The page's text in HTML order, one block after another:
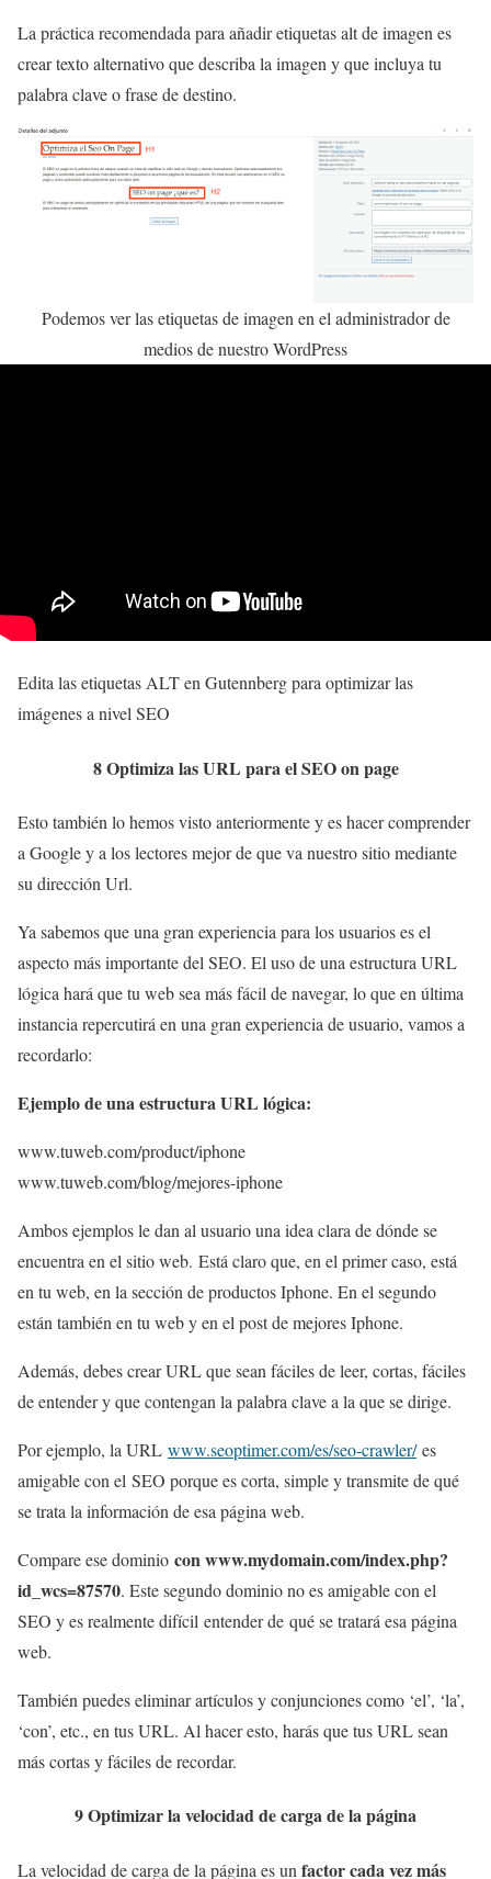
La práctica recomendada para añadir etiquetas alt de imagen es
crear texto alternativo que describa la imagen y que incluya tu
palabra clave o frase de destino.
Podemos ver las etiquetas de imagen en el administrador de
medios de nuestro WordPress
Edita las etiquetas ALT en Gutennberg para optimizar las
imágenes a nivel SEO
8 Optimiza las URL para el SEO on page
Esto también lo hemos visto anteriormente y es hacer comprender
a Google y a los lectores mejor de que va nuestro sitio mediante
su dirección Url.
Ya sabemos que una gran experiencia para los usuarios es el
aspecto más importante del SEO. El uso de una estructura URL
lógica hará que tu web sea más fácil de navegar, lo que en última
instancia repercutirá en una gran experiencia de usuario, vamos a
recordarlo:
Ejemplo de una estructura URL lógica:
www.tuweb.com/product/iphone
www.tuweb.com/blog/mejores-iphone
Ambos ejemplos le dan al usuario una idea clara de dónde se
encuentra en el sitio web. Está claro que, en el primer caso, está
en tu web, en la sección de productos Iphone. En el segundo
están también en tu web y en el post de mejores Iphone.
Además, debes crear URL que sean fáciles de leer, cortas, fáciles
de entender y que contengan la palabra clave a la que se dirige.
Por ejemplo, la URL www.seoptimer.com/es/seo-crawler/es
amigable con el SEO porque es corta, simple y transmite de qué
se trata la información de esa página web.
Compare ese dominio con www.mydomain.com/index.php?
id_wcs=87570. Este segundo dominio no es amigable con el
SEO y es realmente difícil entender de qué se tratará esa página
web.
También puedes eliminar artículos y conjunciones como ‘el’, ‘la’,
‘con’, etc., en tus URL. Al hacer esto, harás que tus URL sean
más cortas y fáciles de recordar.
9 Optimizar la velocidad de carga de la página
La velocidad de carga de la página es un factor cada vez más